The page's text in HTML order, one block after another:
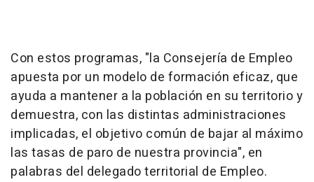
Con estos programas, "la Consejería de Empleo
apuesta por un modelo de formación eficaz, que
ayuda a mantener a la población en su territorio y
demuestra, con las distintas administraciones
implicadas, el objetivo común de bajar al máximo
las tasas de paro de nuestra provincia", en
palabras del delegado territorial de Empleo.